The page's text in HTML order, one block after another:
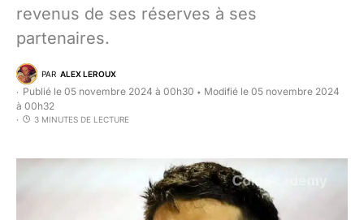
revenus de ses réserves à ses
partenaires.
PAR ALEX LEROUX
Publié le 05 novembre 2024 à 00h30 • Modifié le 05 novembre 2024
à 00h32
3 MINUTES DE LECTURE